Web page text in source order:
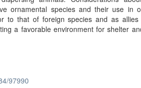
ornamental species and their use in
to that of foreign species and as
a favorable environment for shelter
97990